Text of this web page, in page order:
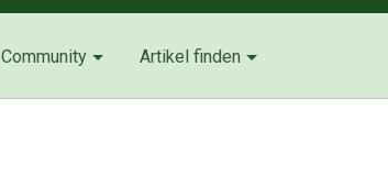
Community Artikel finden